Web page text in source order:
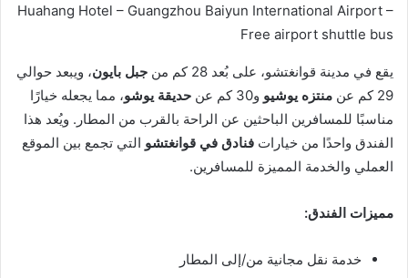
Huahang Hotel – Guangzhou Baiyun International Airport –
Free airport shuttle bus
يقع في مدينة قوانغتشو، على بُعد 28 كم من جبل بايون، ويبعد حوالي
29 كم عن
منتزه يوشيو و30 كم عن حديقة يوشو، مما يجعله خيارًا
مناسبًا للمسافرين الباحثين عن الراحة بالقرب من المطار. ويُعد هذا
الفندق واحدًا من خيارات فنادق في قوانغتشو التي تجمع بين الموقع
العملي والخدمة المميزة للمسافرين.
مميزات الفندق:
خدمة نقل مجانية من/إلى المطار